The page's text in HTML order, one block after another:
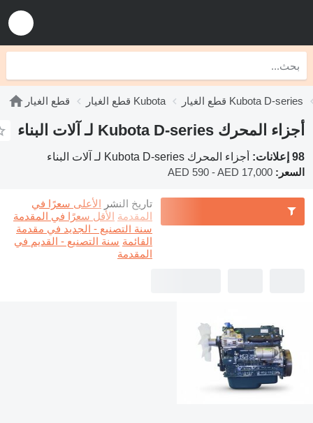
قطع الغيار قطع الغيار Kubota قطع الغيار Kubota D-series
أجزاء المحرك Kubota D-series لـ آلات البناء
98 إعلانات:
أجزاء المحرك Kubota D-series لـ آلات البناء
السعر: AED 590 - AED 17,000
تاريخ النشر الأعلى سعرًا في
المقدمة الأقل سعرًا في المقدمة
سنة التصنيع - الجديد في مقدمة
القائمة سنة التصنيع - القديم في
المقدمة